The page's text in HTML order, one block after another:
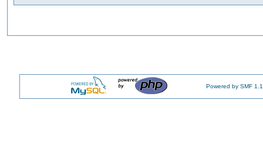
Powered by SMF